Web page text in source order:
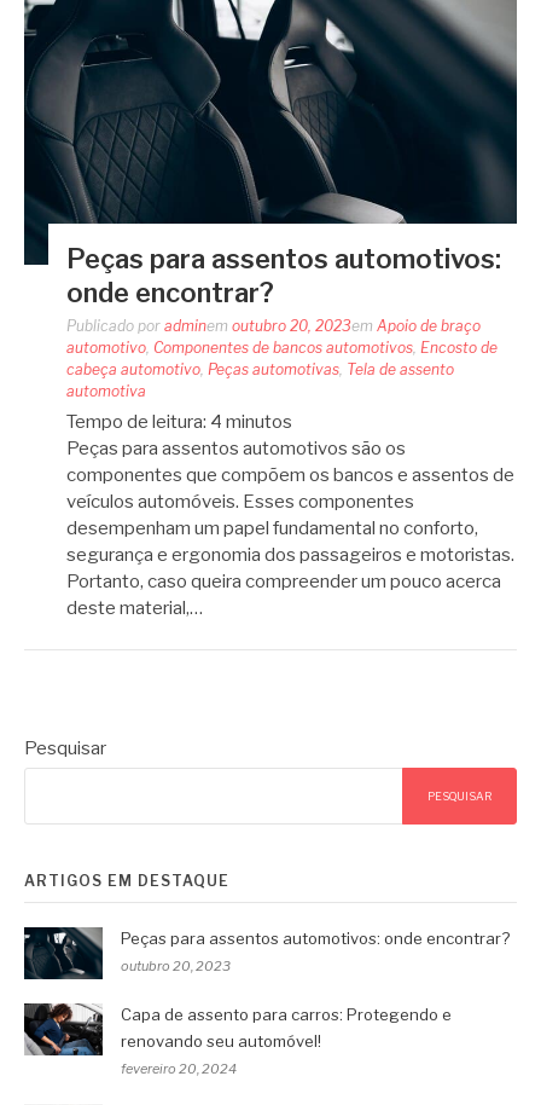
Peças para assentos automotivos:
onde encontrar?
Publicado por adminem outubro 20, 2023em Apoio de braço
automotivo, Componentes de bancos automotivos, Encosto de
cabeça automotivo, Peças automotivas, Tela de assento
automotiva
Tempo de leitura: 4 minutos
Peças para assentos automotivos são os
componentes que compõem os bancos e assentos de
veículos automóveis. Esses componentes
desempenham um papel fundamental no conforto,
segurança e ergonomia dos passageiros e motoristas.
Portanto, caso queira compreender um pouco acerca
deste material,…
Pesquisar
PESQUISAR
ARTIGOS EM DESTAQUE
Peças para assentos automotivos: onde encontrar?
outubro 20, 2023
Capa de assento para carros: Protegendo e
renovando seu automóvel!
fevereiro 20, 2024